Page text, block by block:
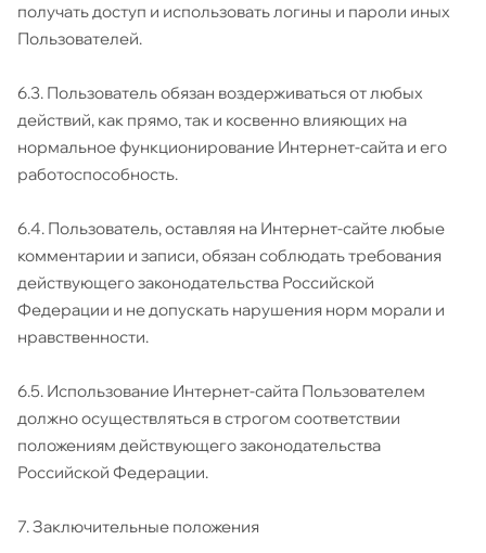
получать доступ и использовать логины и пароли иных
Пользователей.
6.3. Пользователь обязан воздерживаться от любых
действий, как прямо, так и косвенно влияющих на
нормальное функционирование Интернет-сайта и его
работоспособность.
6.4. Пользователь, оставляя на Интернет-сайте любые
комментарии и записи, обязан соблюдать требования
действующего законодательства Российской
Федерации и не допускать нарушения норм морали и
нравственности.
6.5. Использование Интернет-сайта Пользователем
должно осуществляться в строгом соответствии
положениям действующего законодательства
Российской Федерации.
7. Заключительные положения